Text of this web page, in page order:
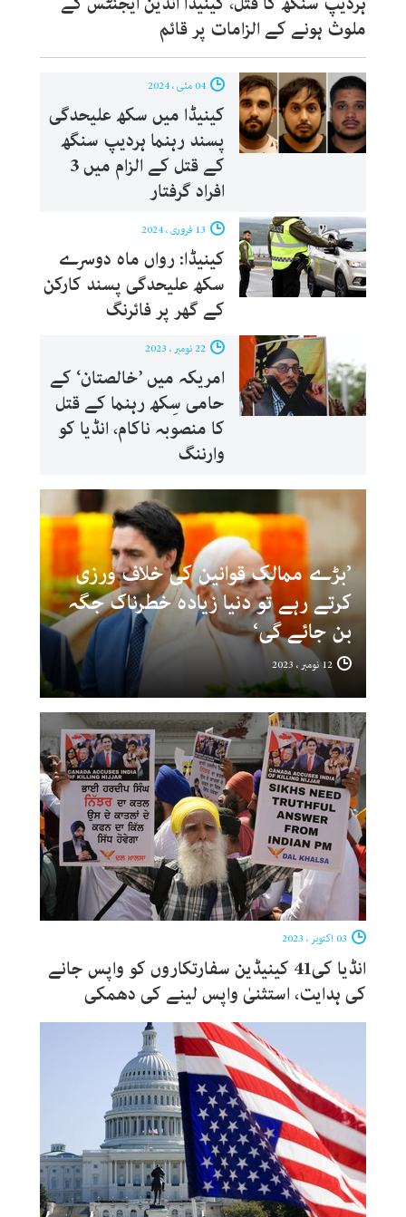
ملوث ہونے کے الزامات پر قائم
کینیڈا میں سکھ علیحدگی
پسند رہنما ہردیپ سنگھ
کے قتل کے الزام میں 3
افراد گرفتار
کینیڈا: رواں ماہ دوسرے
سکھ علیحدگی پسند کارکن
کے گھر پر فائرنگ
امریکہ میں ’خالصتان‘ کے
حامی سِکھ رہنما کے قتل
کا منصوبہ ناکام، انڈیا کو
وارننگ
’بڑے ممالک قوانین کی خلاف ورزی
کرتے رہے تو دنیا زیادہ خطرناک جگہ
بن جائے گی‘
انڈیا کی41 کینیڈین سفارتکاروں کو واپس جانے
کی ہدایت، استثنیٰ واپس لینے کی دھمکی